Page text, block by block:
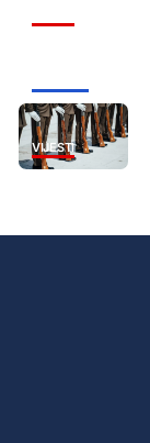
VIJESTI